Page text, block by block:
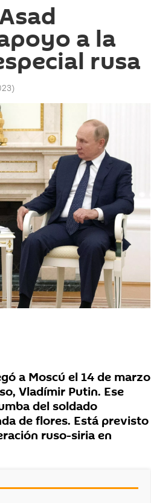
a la
rusa
)
a Moscú el 14 de marzo
Vladímir Putin. Ese
del soldado
de flores. Está previsto
ruso-siria en